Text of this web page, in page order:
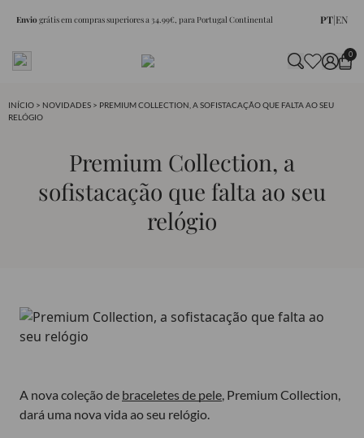
Enviográtis em compras superiores a 34.99€, para Portugal Continental PT|EN
0
INÍCIO > NOVIDADES > PREMIUM COLLECTION, A SOFISTACAÇÃO QUE FALTA AO SEU
RELÓGIO
Premium Collection, a
sofistacação que falta ao seu
relógio
A nova coleção de braceletes de pele, Premium Collection,
dará uma nova vida ao seu relógio.